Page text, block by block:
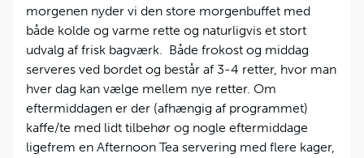
morgenen nyder vi den store morgenbuffet med
både kolde og varme rette og naturligvis et stort
udvalg af frisk bagværk. Både frokost og middag
serveres ved bordet og består af 3-4 retter, hvor man
hver dag kan vælge mellem nye retter. Om
eftermiddagen er der (afhængig af programmet)
kaffe/te med lidt tilbehør og nogle eftermiddage
ligefrem en Afternoon Tea servering med flere kager,